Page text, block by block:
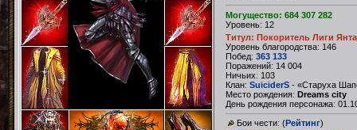
Могущество: 684 307 282
Уровень: 12
Титул: Покоритель Лиги
Уровень благородства: 146
Побед: 363 133
Поражений: 14 004
Ничьих: 103
Клан: SuiciderS - «Старуха
Место рождения: Dreams city
День рождения персонажа:
Бои чести: (Рейтинг)